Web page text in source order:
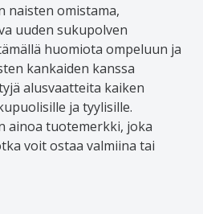
naisten omistama,
uuden sukupolven
huomiota ompeluun ja
kankaiden kanssa
alusvaatteita kaiken
ja tyylisille.
ainoa tuotemerkki, joka
voit ostaa valmiina tai